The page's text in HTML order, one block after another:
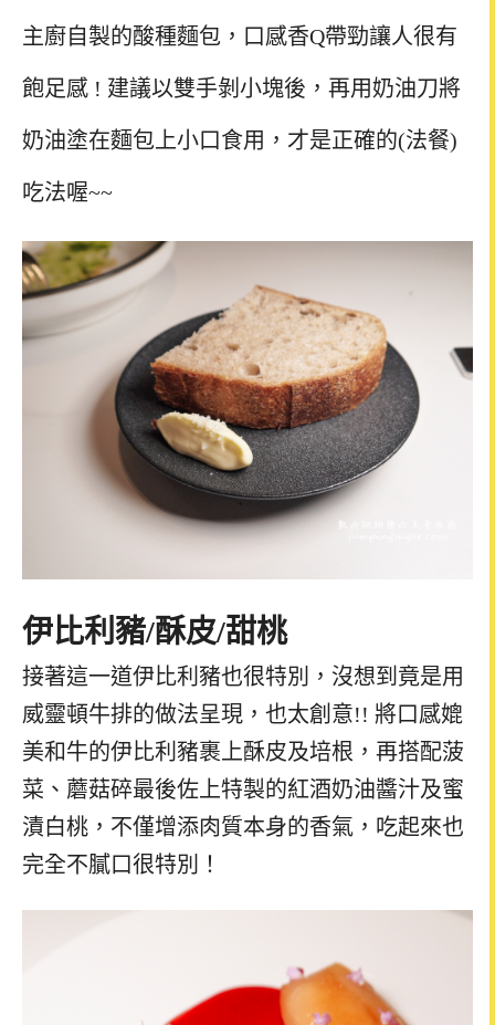
主廚自製的酸種麵包， 口感香Q帶勁讓人很有
飽足感 ! 建議以雙手剝小塊後，再用奶油刀將
奶油塗在麵包上小口食用，才是正確的(法餐)
吃法喔~~
伊比利豬/酥皮/甜桃
接著這一道伊比利豬也很特別，沒想到竟是用
威靈頓牛排的做法呈現，也太創意!! 將口感媲
美和牛的伊比利豬裹上酥皮及培根，再搭配菠
菜、蘑菇碎最後佐上特製的紅酒奶油醬汁及蜜
漬白桃，不僅增添肉質本身的香氣，吃起來也
完全不膩口很特別！